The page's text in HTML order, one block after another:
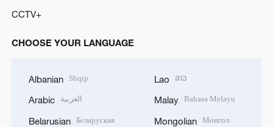
CCTV+
CHOOSE YOUR LANGUAGE
Albanian Shqip
Arabic العربية
Belarusian Беларуская
Lao ລາວ
Malay Bahasa Melayu
Mongolian Монгол